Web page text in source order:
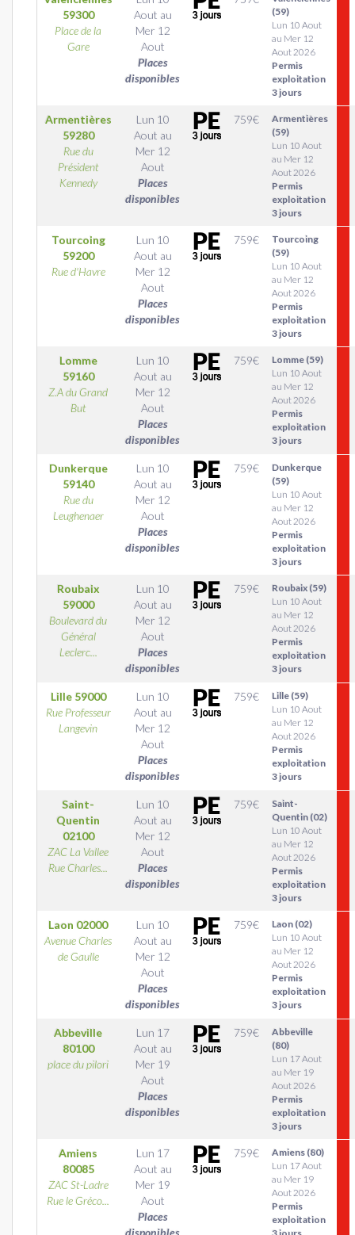
59300
Place de la
Gare
Aout au
Mer 12
Aout
Places
disponibles
(59)
Lun 10 Aout
au Mer 12
Aout 2026
Permis
exploitation
3 jours
Armentières
59280
Rue du
Président
Kennedy
Lun 10
Aout au
Mer 12
Aout
Places
disponibles
759€
Armentières
(59)
Lun 10 Aout
au Mer 12
Aout 2026
Permis
exploitation
3 jours
Tourcoing
59200
Rue d'Havre
Lun 10
Aout au
Mer 12
Aout
Places
disponibles
759€
Tourcoing
(59)
Lun 10 Aout
au Mer 12
Aout 2026
Permis
exploitation
3 jours
Lomme
59160
Z.A du Grand
But
Lun 10
Aout au
Mer 12
Aout
Places
disponibles
759€
Lomme (59)
Lun 10 Aout
au Mer 12
Aout 2026
Permis
exploitation
3 jours
Dunkerque
59140
Rue du
Leughenaer
Lun 10
Aout au
Mer 12
Aout
Places
disponibles
759€
Dunkerque
(59)
Lun 10 Aout
au Mer 12
Aout 2026
Permis
exploitation
3 jours
Roubaix
59000
Boulevard du
Général
Leclerc...
Lun 10
Aout au
Mer 12
Aout
Places
disponibles
759€
Roubaix (59)
Lun 10 Aout
au Mer 12
Aout 2026
Permis
exploitation
3 jours
Lille 59000
Rue Professeur
Langevin
Lun 10
Aout au
Mer 12
Aout
Places
disponibles
759€
Lille (59)
Lun 10 Aout
au Mer 12
Aout 2026
Permis
exploitation
3 jours
Saint-
Quentin
02100
ZAC La Vallee
Rue Charles...
Lun 10
Aout au
Mer 12
Aout
Places
disponibles
759€
Saint-
Quentin (02)
Lun 10 Aout
au Mer 12
Aout 2026
Permis
exploitation
3 jours
Laon 02000
Avenue Charles
de Gaulle
Lun 10
Aout au
Mer 12
Aout
Places
disponibles
759€
Laon (02)
Lun 10 Aout
au Mer 12
Aout 2026
Permis
exploitation
3 jours
Abbeville
80100
place du pilori
Lun 17
Aout au
Mer 19
Aout
Places
disponibles
759€
Abbeville
(80)
Lun 17 Aout
au Mer 19
Aout 2026
Permis
exploitation
3 jours
Amiens
80085
ZAC St-Ladre
Rue le Gréco...
Lun 17
Aout au
Mer 19
Aout
Places
disponibles
759€
Amiens (80)
Lun 17 Aout
au Mer 19
Aout 2026
Permis
exploitation